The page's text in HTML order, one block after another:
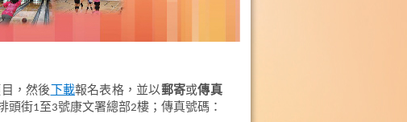
，然後 下載報名表格，並以郵寄或傳真
街1至3號康文署總部2樓；傳真號碼：